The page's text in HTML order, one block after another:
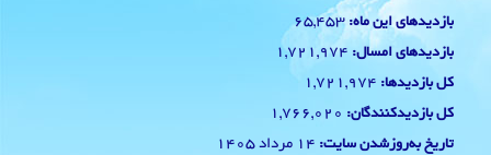
بازدیدهای این ماه: 65,453
بازدیدهای امسال: 1,721,974
کل بازدیدها: 1,721,974
کل بازدیدکنند‌گان: 1,766,020
تاریخ به‌روزشدن سایت: 14 مرداد 1405